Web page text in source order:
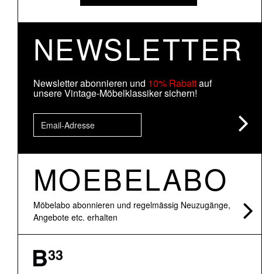
NEWSLETTER
Newsletter abonnieren und 10% Rabattauf
unsere Vintage-Möbelklassiker sichern!
MOEBELABO
Möbelabo abonnieren und regelmässig Neuzugänge,
Angebote etc. erhalten